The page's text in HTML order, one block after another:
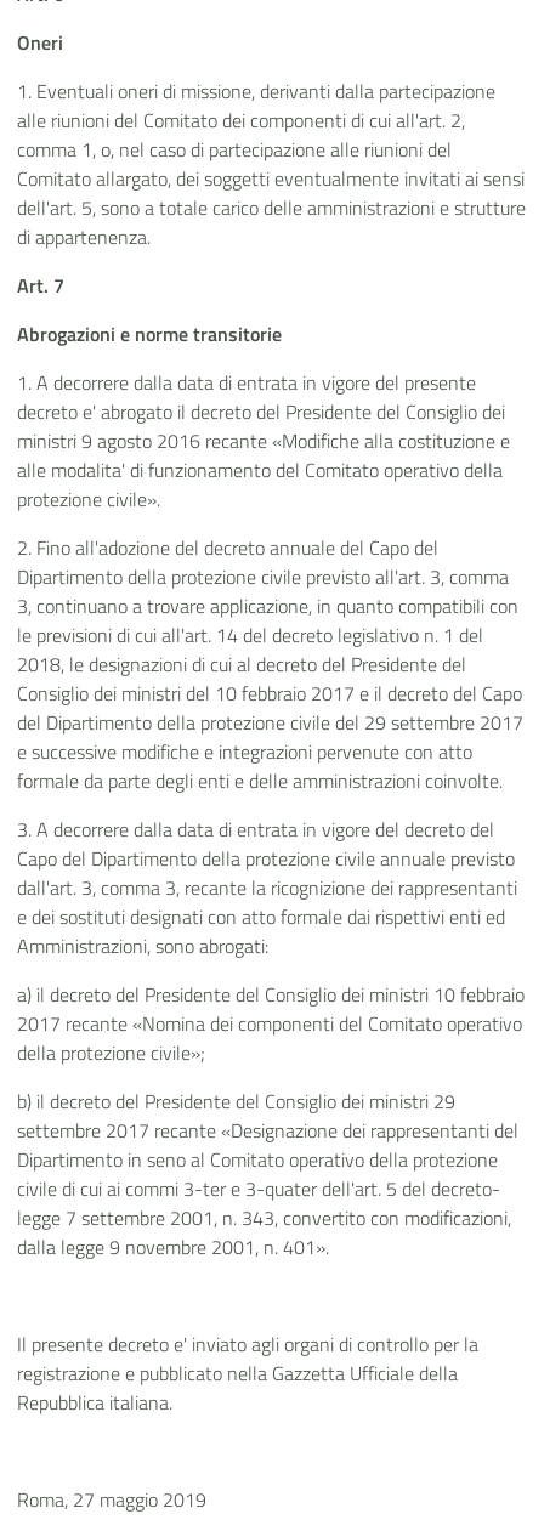
Oneri
1. Eventuali oneri di missione, derivanti dalla partecipazione
alle riunioni del Comitato dei componenti di cui all'art. 2,
comma 1, o, nel caso di partecipazione alle riunioni del
Comitato allargato, dei soggetti eventualmente invitati ai sensi
dell'art. 5, sono a totale carico delle amministrazioni e strutture
di appartenenza.
Art. 7
Abrogazioni e norme transitorie
1. A decorrere dalla data di entrata in vigore del presente
decreto e' abrogato il decreto del Presidente del Consiglio dei
ministri 9 agosto 2016 recante «Modifiche alla costituzione e
alle modalita' di funzionamento del Comitato operativo della
protezione civile».
2. Fino all'adozione del decreto annuale del Capo del
Dipartimento della protezione civile previsto all'art. 3, comma
3, continuano a trovare applicazione, in quanto compatibili con
le previsioni di cui all'art. 14 del decreto legislativo n. 1 del
2018, le designazioni di cui al decreto del Presidente del
Consiglio dei ministri del 10 febbraio 2017 e il decreto del Capo
del Dipartimento della protezione civile del 29 settembre 2017
e successive modifiche e integrazioni pervenute con atto
formale da parte degli enti e delle amministrazioni coinvolte.
3. A decorrere dalla data di entrata in vigore del decreto del
Capo del Dipartimento della protezione civile annuale previsto
dall'art. 3, comma 3, recante la ricognizione dei rappresentanti
e dei sostituti designati con atto formale dai rispettivi enti ed
Amministrazioni, sono abrogati:
a) il decreto del Presidente del Consiglio dei ministri 10 febbraio
2017 recante «Nomina dei componenti del Comitato operativo
della protezione civile»;
b) il decreto del Presidente del Consiglio dei ministri 29
settembre 2017 recante «Designazione dei rappresentanti del
Dipartimento in seno al Comitato operativo della protezione
civile di cui ai commi 3-ter e 3-quater dell'art. 5 del decreto-
legge 7 settembre 2001, n. 343, convertito con modificazioni,
dalla legge 9 novembre 2001, n. 401».
Il presente decreto e' inviato agli organi di controllo per la
registrazione e pubblicato nella Gazzetta Ufficiale della
Repubblica italiana.
Roma, 27 maggio 2019